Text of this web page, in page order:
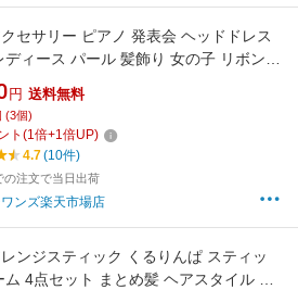
セサリー ピアノ 発表会 ヘッドドレス
ディース パール 髪飾り 女の子 リボン
ップ サイドクリップ ホワイト イベン
日 結婚式 プレゼント シンプル クラシカ
ズ 花 発表会 誕生会 舞台 記念写真 3個
円 送料無料
(3個)
ト (1倍+1倍UP)
4.7(10件)
の注文で当日出荷
ンズ楽天市場店
ンジスティック くるりんぱ スティッ
ム 4点セット まとめ髪 ヘアスタイル ダ